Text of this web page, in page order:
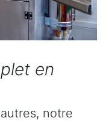
en
notre